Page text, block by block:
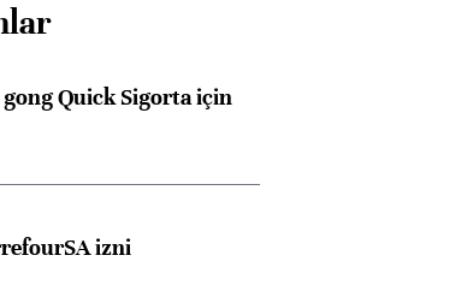
Quick Sigorta için
izni